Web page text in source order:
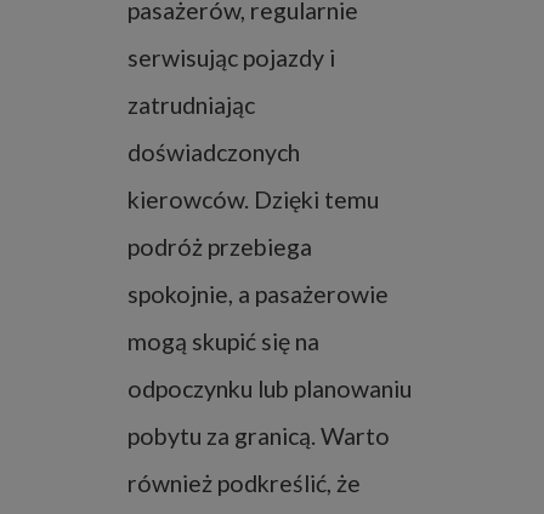
pasażerów, regularnie
serwisując pojazdy i
zatrudniając
doświadczonych
kierowców. Dzięki temu
podróż przebiega
spokojnie, a pasażerowie
mogą skupić się na
odpoczynku lub planowaniu
pobytu za granicą. Warto
również podkreślić, że